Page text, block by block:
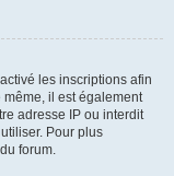
les inscriptions afin
même, il est également
adresse IP ou interdit
Pour plus
forum.